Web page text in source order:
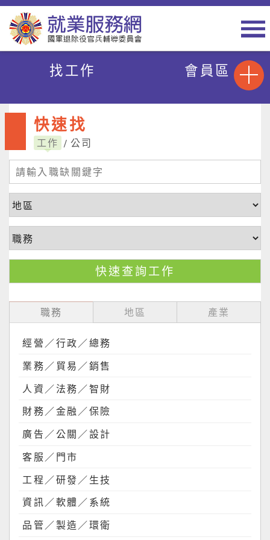
找工作 會員區
快速找
工作 公司
職務 地區 產業
經營／行政／總務
業務／貿易／銷售
人資／法務／智財
財務／金融／保險
廣告／公關／設計
客服／門市
工程／研發／生技
資訊／軟體／系統
品管／製造／環衛